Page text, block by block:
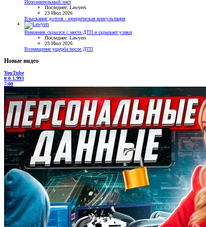
Исполнительный лист
Последнее: Lawyers
23 Июл 2026
Взыскание долгов - юридическая консультация
Виновник скрылся с места ДТП и скрывает улики
Последнее: Lawyers
23 Июл 2026
Возмещение ущерба после ДТП
Новые видео
YouTube
0 0 1.993
7:08